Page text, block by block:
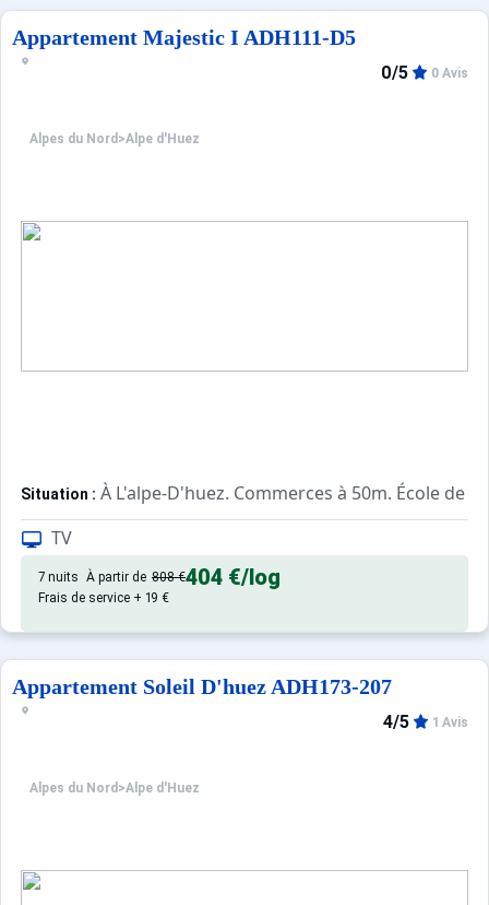
Appartement Majestic I ADH111-D5
Alpes du Nord >Alpe d'Huez
0/5 0 Avis
Situation : À L'alpe-D'huez. Commerces à 50m. École de
Appartement de particulier :Confortable et tout équipé.
TV
7 nuits À partir de 808 €404 €/log
Frais de service + 19 €
Appartement Soleil D'huez ADH173-207
Alpes du Nord >Alpe d'Huez
4/5 1 Avis